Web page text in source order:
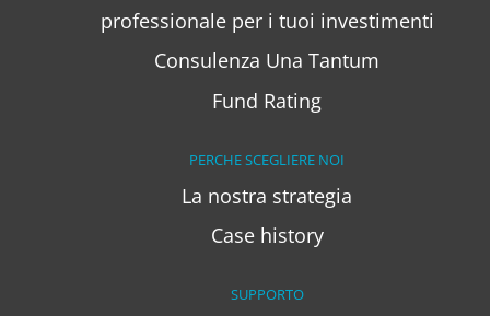
professionale per i tuoi investimenti
Consulenza Una Tantum
Fund Rating
PERCHE SCEGLIERE NOI
La nostra strategia
Case history
SUPPORTO